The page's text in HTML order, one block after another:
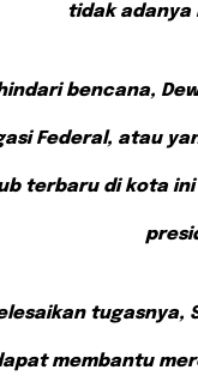
tidak adanya
bencana,
Federal, atau
terbaru di kota
tugasnya,
membantu